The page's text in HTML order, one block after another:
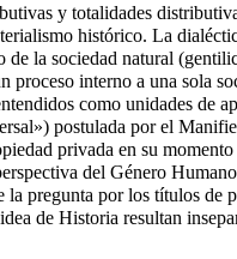
y totalidades
histórico. La
la sociedad natural
interno a una sola
como unidades de
postulada por el
privada en su
del Género
pregunta por los títulos de
de Historia resultan